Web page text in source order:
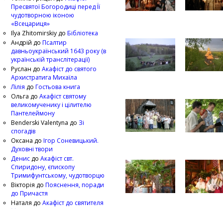
Пресвятої Богородиці перед Її
чудотворною іконою
«Всецариця»
Ilya Zhitomirskiy до Бібліотека
Андрій до Псалтир
давньоукраїнський 1643 року (в
українській транслітерації)
Руслан до Акафіст до святого
Архистратига Михаїла
Лілія до Гостьова книга
Ольга до Акафіст святому
великомученику і цілителю
Пантелеймону
Benderski Valentyna до Зі
спогадів
Оксана до Ігор Соневицький.
Духовні твори
Денис до Акафіст свт.
Спиридону, єпископу
Тримифунтському, чудотворцю
Вікторія до Пояснення, поради
до Причастя
Наталя до Акафіст до святителя